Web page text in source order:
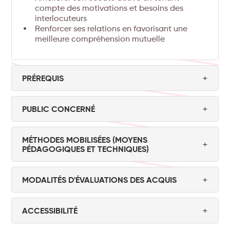
compte des motivations et besoins des
interlocuteurs
Renforcer ses relations en favorisant une
meilleure compréhension mutuelle
PRÉREQUIS +
Avoir réalisé les tests PRISMO
PUBLIC CONCERNÉ +
Tout public
MÉTHODES MOBILISÉES (MOYENS
PÉDAGOGIQUES ET TECHNIQUES)
+
Alternance de méthodesexpositives
(Diaporama, séquence vidéo, E-learning…),
pratique, étude de cas, jeu de rôles…) et
interrogatives(questionnement, test et auto-
MODALITÉS D'ÉVALUATIONS DES ACQUIS +
Pour chaque formation, les participants ont un
questionnaire de positionnement et un
ACCESSIBILITÉ +